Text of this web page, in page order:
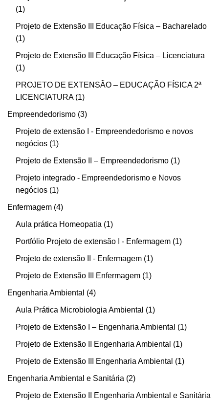
1
Projeto de Extensão III Educação Física – Bacharelado
1
Projeto de Extensão III Educação Física – Licenciatura
1
PROJETO DE EXTENSÃO – EDUCAÇÃO FÍSICA 2ª
LICENCIATURA 1
Empreendedorismo 3
Projeto de extensão I - Empreendedorismo e novos
negócios 1
Projeto de Extensão II – Empreendedorismo 1
Projeto integrado - Empreendedorismo e Novos
negócios 1
Enfermagem 4
Aula prática Homeopatia 1
Portfólio Projeto de extensão I - Enfermagem 1
Projeto de extensão II - Enfermagem 1
Projeto de Extensão III Enfermagem 1
Engenharia Ambiental 4
Aula Prática Microbiologia Ambiental 1
Projeto de Extensão I – Engenharia Ambiental 1
Projeto de Extensão II Engenharia Ambiental 1
Projeto de Extensão III Engenharia Ambiental 1
Engenharia Ambiental e Sanitária 2
Projeto de Extensão II Engenharia Ambiental e Sanitária